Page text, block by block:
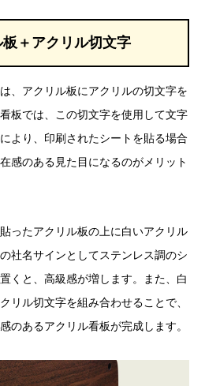
＋アクリル切文字
、アクリル板にアクリルの切文字を
板では、この切文字を使用して文字
より、印刷されたシートを貼る場合
感のある見た目になるのがメリット
ったアクリル板の上に白いアクリル
社名サインとしてステンレス調のシ
くと、高級感が増します。また、白
リル切文字を組み合わせることで、
のあるアクリル看板が完成します。